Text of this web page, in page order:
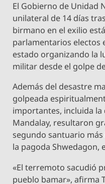
El Gobierno de Unidad
unilateral de 14 días
birmano en el exilio
parlamentarios electos
estado organizando la
militar desde el golpe
Además del desastre
golpeada
importantes, incluida la
Mandalay, resultaron
segundo santuario
la pagoda Shwedagon,
«El terremoto sacudió
pueblo bamar», afirma